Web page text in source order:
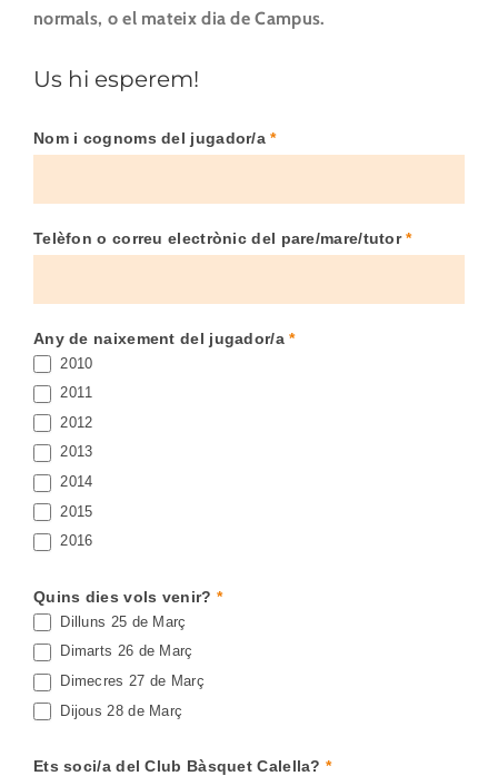
normals, o el mateix dia de Campus.
⁣Us hi esperem!
INSCRIPCIÓ
SANTA
CAMPUS
Nom i cognoms del jugador/a*
Telèfon o correu electrònic del pare/mare/tutor*
Any de naixement del jugador/a*
2010
2011
2012
2013
2014
2015
2016
Quins dies vols venir? *
Dilluns 25 de Març
Dimarts 26 de Març
Dimecres 27 de Març
Dijous 28 de Març
Ets soci/a del Club Bàsquet Calella?*